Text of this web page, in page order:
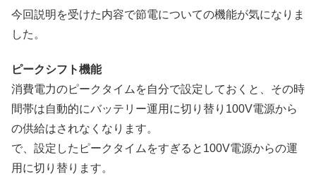
今回説明を受けた内容で節電についての機能が気になりま
した。
ピークシフト機能
消費電力のピークタイムを自分で設定しておくと、その時
間帯は自動的にバッテリー運用に切り替り100V電源から
の供給はされなくなります。
で、設定したピークタイムをすぎると100V電源からの運
用に切り替ります。